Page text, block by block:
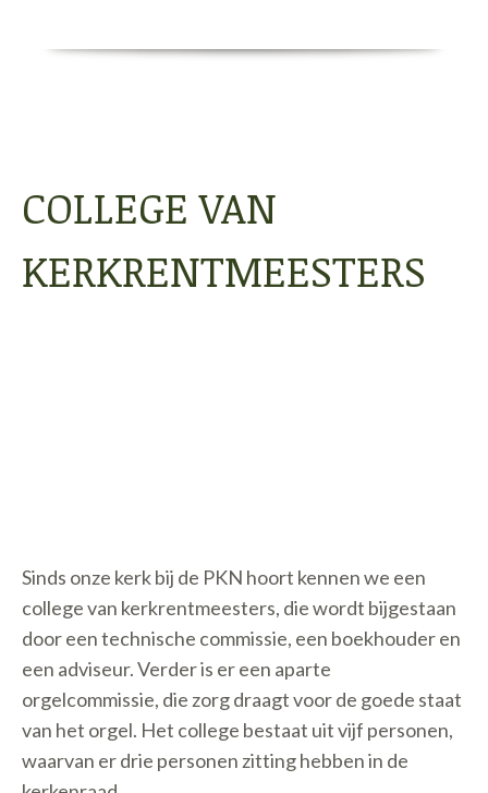
COLLEGE VAN
KERKRENTMEESTERS
Sinds onze kerk bij de PKN hoort kennen we een
college van kerkrentmeesters, die wordt bijgestaan
door een technische commissie, een boekhouder en
een adviseur. Verder is er een aparte
orgelcommissie, die zorg draagt voor de goede staat
van het orgel. Het college bestaat uit vijf personen,
waarvan er drie personen zitting hebben in de